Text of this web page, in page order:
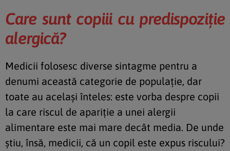
Care sunt copiii cu predispoziție
alergică?
Medicii folosesc diverse sintagme pentru a
denumi această categorie de populație, dar
toate au același înteles: este vorba despre copii
la care riscul de apariție a unei alergii
alimentare este mai mare decât media. De unde
știu, însă, medicii, că un copil este expus riscului?